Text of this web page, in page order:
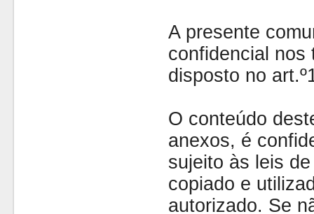
A presente
confidencial nos
disposto no
O conteúdo
anexos, é
sujeito às leis
copiado e
autorizado. Se